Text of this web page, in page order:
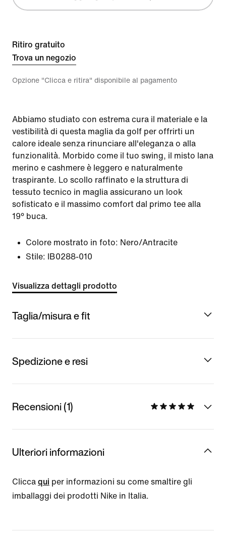
Ritiro gratuito
Trova un negozio
Opzione "Clicca e ritira" disponibile al pagamento
Abbiamo studiato con estrema cura il materiale e la
vestibilità di questa maglia da golf per offrirti un
calore ideale senza rinunciare all'eleganza o alla
funzionalità. Morbido come il tuo swing, il misto lana
merino e cashmere è leggero e naturalmente
traspirante. Lo scollo raffinato e la struttura di
tessuto tecnico in maglia assicurano un look
sofisticato e il massimo comfort dal primo tee alla
19° buca.
Colore mostrato in foto: Nero/Antracite
Stile:
IB0288-010
Visualizza dettagli prodotto
Taglia/misura e fit
Spedizione e resi
Recensioni (1)
Ulteriori informazioni
Clicca qui per informazioni su come smaltire gli
imballaggi dei prodotti Nike in Italia.